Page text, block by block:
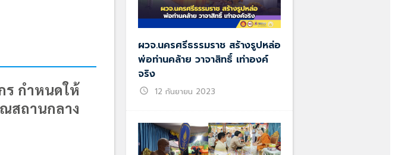
ร กำหนดให้
สถานกลาง
ผวจ.นครศรีธรรมราช สร้างรูปหล่อ
พ่อท่านคล้าย วาจาสิทธิ์ เท่าองค์
จริง
schedule 12 กันยายน 2023